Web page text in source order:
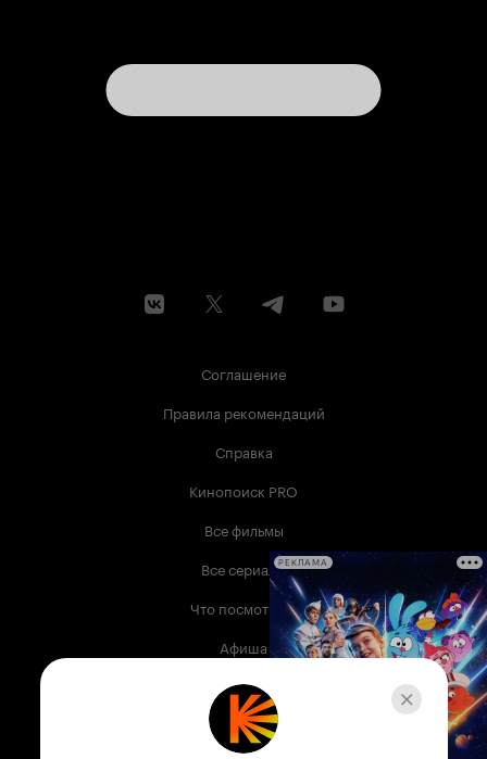
Соглашение
Правила рекомендаций
Справка
Кинопоиск PRO
Все фильмы
Все сериалы
Что посмотреть
Афиша
Музыка
Телепрограмма
РЕКЛАМА